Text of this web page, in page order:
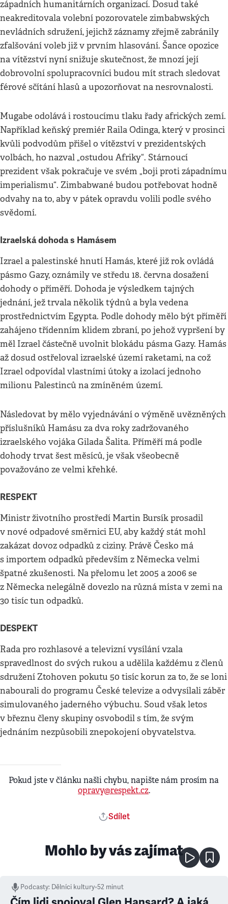
západních humanitárních organizací. Dosud také
neakreditovala volební pozorovatele zimbabwských
nevládních sdružení, jejichž záznamy zřejmě zabránily
zfalšování voleb již v prvním hlasování. Šance opozice
na vítězství nyní snižuje skutečnost, že mnozí její
dobrovolní spolupracovníci budou mít strach sledovat
férové sčítání hlasů a upozorňovat na nesrovnalosti.
Mugabe odolává i rostoucímu tlaku řady afrických zemí.
Například keňský premiér Raila Odinga, který v prosinci
kvůli podvodům přišel o vítězství v prezidentských
volbách, ho nazval „ostudou Afriky“. Stárnoucí
prezident však pokračuje ve svém „boji proti západnímu
imperialismu“. Zimbabwané budou potřebovat hodně
odvahy na to, aby v pátek opravdu volili podle svého
svědomí.
Izraelská dohoda s Hamásem
Izrael a palestinské hnutí Hamás, které již rok ovládá
pásmo Gazy, oznámily ve středu 18. června dosažení
dohody o příměří. Dohoda je výsledkem tajných
jednání, jež trvala několik týdnů a byla vedena
prostřednictvím Egypta. Podle dohody mělo být příměří
zahájeno třídenním klidem zbraní, po jehož vypršení by
měl Izrael částečně uvolnit blokádu pásma Gazy. Hamás
až dosud ostřeloval izraelské území raketami, na což
Izrael odpovídal vlastními útoky a izolací jednoho
milionu Palestinců na zmíněném území.
Následovat by mělo vyjednávání o výměně uvězněných
příslušníků Hamásu za dva roky zadržovaného
izraelského vojáka Gilada Šalita. Příměří má podle
dohody trvat šest měsíců, je však všeobecně
považováno ze velmi křehké.
RESPEKT
Ministr životního prostředí Martin Bursík prosadil
v nové odpadové směrnici EU, aby každý stát mohl
zakázat dovoz odpadků z ciziny. Právě Česko má
s importem odpadků především z Německa velmi
špatné zkušenosti. Na přelomu let 2005 a 2006 se
z Německa nelegálně dovezlo na různá místa v zemi na
30 tisíc tun odpadků.
DESPEKT
Rada pro rozhlasové a televizní vysílání vzala
spravedlnost do svých rukou a udělila každému z členů
sdružení Ztohoven pokutu 50 tisíc korun za to, že se loni
nabourali do programu České televize a odvysílali záběr
simulovaného jaderného výbuchu. Soud však letos
v březnu členy skupiny osvobodil s tím, že svým
jednáním nezpůsobili znepokojení obyvatelstva.
Pokud jste v článku našli chybu, napište nám prosím na
opravy@respekt.cz.
Sdílet
Mohlo by vás zajímat
Podcasty: Dělníci kultury•52 minut